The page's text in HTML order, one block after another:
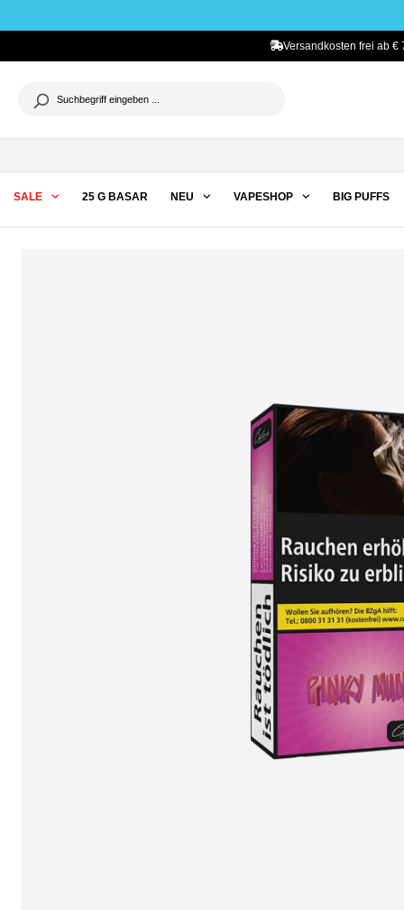
Versandkosten frei ab €
SALE 25 G BASAR NEU VAPESHOP BIG PUFFS